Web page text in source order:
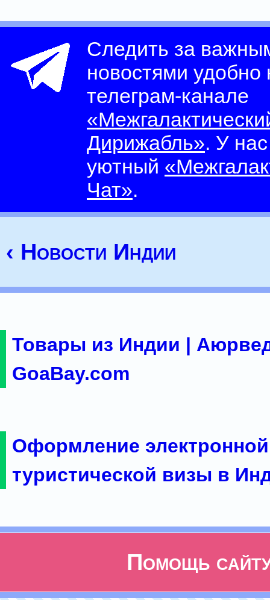
Следить за
новостями
телеграм-канале
Дирижабль». У
уютный
Чат».
‹ Новости Индии
Товары из Индии |
GoaBay.com
Оформление электронной
туристической визы в
Помощь